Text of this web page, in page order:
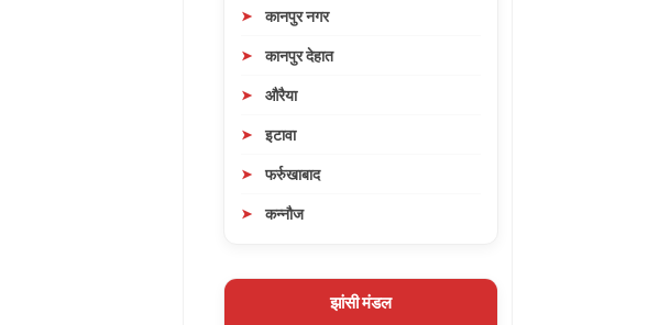
कानपुर नगर
कानपुर देहात
औरैया
इटावा
फर्रुखाबाद
कन्नौज
झांसी मंडल